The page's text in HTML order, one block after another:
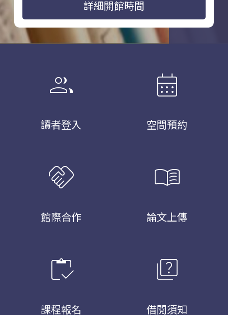
詳細開館時間
group
讀者登入
calendar_month
空間預約
handshake
館際合作
menu_book
論文上傳
inventory
課程報名
quiz
借閱須知